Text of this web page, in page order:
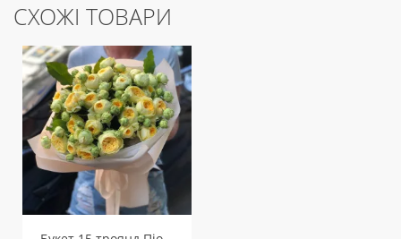
СХОЖІ ТОВАРИ